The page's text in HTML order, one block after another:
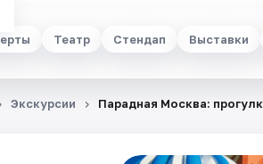
Театр Стендап Выставки
Экскурсии Парадная Москва: